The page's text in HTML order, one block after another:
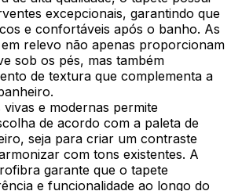
excepcionais, garantindo que
e confortáveis após o banho. As
relevo não apenas proporcionam
sob os pés, mas também
de textura que complementa a
e modernas permite
de acordo com a paleta de
seja para criar um contraste
com tons existentes. A
garante que o tapete
e funcionalidade ao longo do